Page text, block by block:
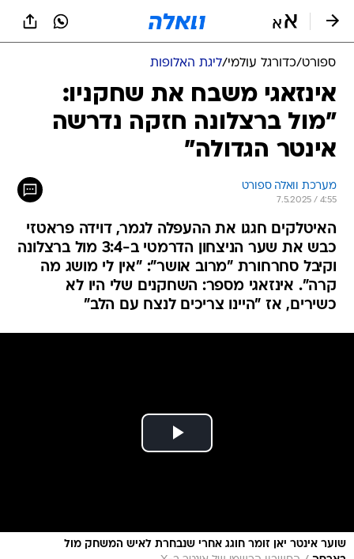
ספורט/כדורגל עולמי/ליגת האלופות
אינזאגי משבח את שחקניו:
"מול ברצלונה חזקה נדרשה
אינטר הגדולה"
מערכת וואלה ספורט
7.5.2025 / 4:55
האיטלקים חגגו את ההעפלה לגמר, דוידה פראטזי
כבש את שער הניצחון הדרמטי ב-3:4 מול ברצלונה
וקיבל סחרחורת "מרוב אושר": "אין לי מושג מה
קרה". אינזאגי מספר: השחקנים שלי היו לא
כשירים, אז "היינו צריכים לנצח עם הלב"
שוער אינטר יאן זומר חוגג אחרי שנבחרת לאיש המשחק מול